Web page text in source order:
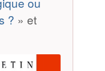
? » et